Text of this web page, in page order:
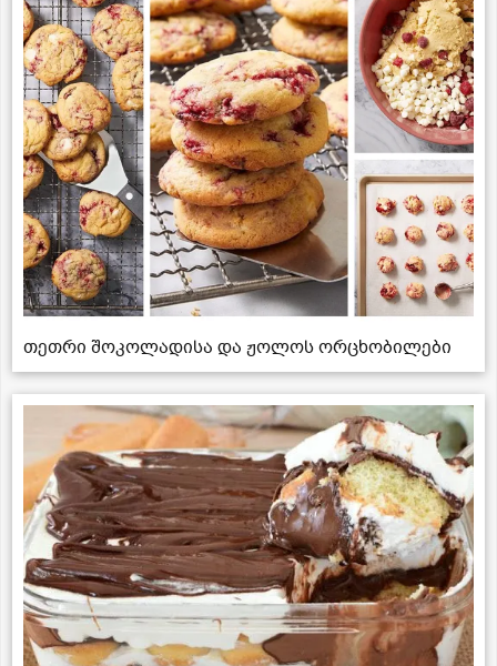
თეთრი შოკოლადისა და ჟოლოს ორცხობილები